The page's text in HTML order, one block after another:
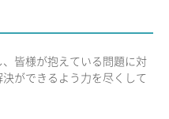
皆様が抱えている問題に対
ができるよう力を尽くして